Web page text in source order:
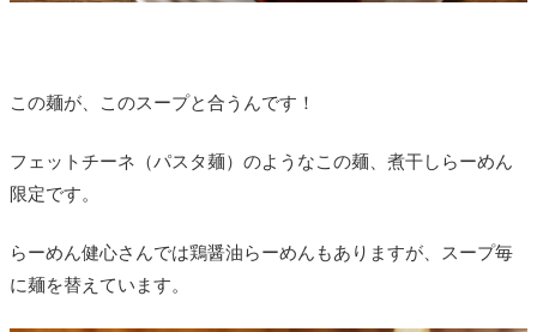
この麺が、このスープと合うんです！
フェットチーネ（パスタ麺）のようなこの麺、煮干しらーめん
限定です。
らーめん健心さんでは鶏醤油らーめんもありますが、スープ毎
に麺を替えています。